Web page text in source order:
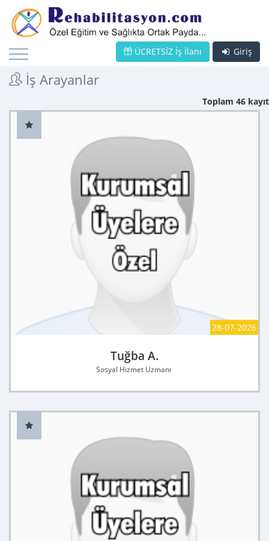
Giriş
ÜCRETSİZ İş İlanı
İş Arayanlar
Toplam 46 kayıt
28-07-2026
Tuğba A.
Sosyal Hizmet Uzmanı